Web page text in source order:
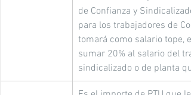
de Confianza y
para los trabajadores de
tomará como salario tope,
sumar 20% al salario del
sindicalizado o de planta